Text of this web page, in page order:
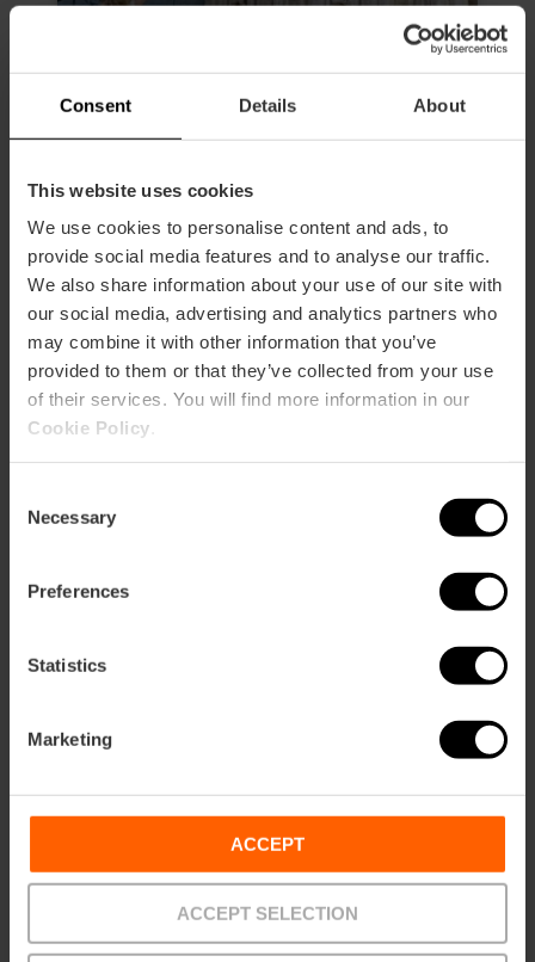
Consent Details About
This website uses cookies
We use cookies to personalise content and ads, to
provide social media features and to analyse our traffic.
We also share information about your use of our site with
our social media, advertising and analytics partners who
may combine it with other information that you’ve
provided to them or that they’ve collected from your use
of their services. You will find more information in our
Cookie Policy
Selection
Necessary
Preferences
Statistics
Marketing
ACCEPT
ACCEPT SELECTION
Valencia Tour Familiare
5 - 9 recensioni
10% Sconto VLC Tourist Card
Durata: 2h
Da20,00 €